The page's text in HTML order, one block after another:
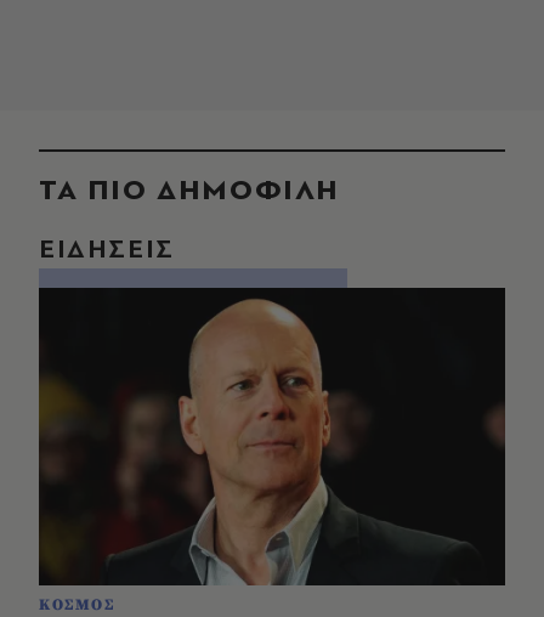
ΤΑ ΠΙΟ ΔΗΜΟΦΙΛΗ
ΕΙΔΗΣΕΙΣ
ΚΟΣΜΟΣ